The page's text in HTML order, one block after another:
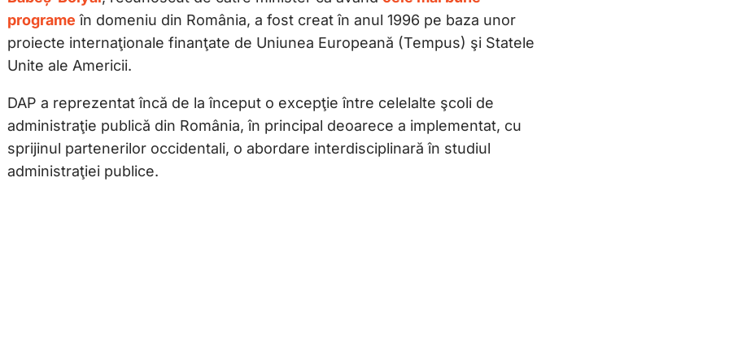
programe în domeniu din România, a fost creat în anul 1996 pe baza unor
proiecte internaţionale finanţate de Uniunea Europeană (Tempus) şi Statele
Unite ale Americii.
DAP a reprezentat încă de la început o excepţie între celelalte şcoli de
administraţie publică din România, în principal deoarece a implementat, cu
sprijinul partenerilor occidentali, o abordare interdisciplinară în studiul
administraţiei publice.